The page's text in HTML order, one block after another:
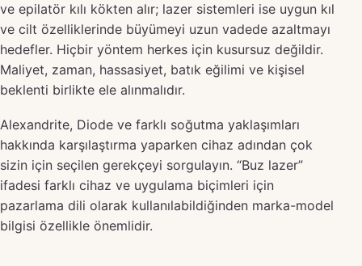
ve epilatör kılı kökten alır; lazer sistemleri ise uygun kıl
ve cilt özelliklerinde büyümeyi uzun vadede azaltmayı
hedefler. Hiçbir yöntem herkes için kusursuz değildir.
Maliyet, zaman, hassasiyet, batık eğilimi ve kişisel
beklenti birlikte ele alınmalıdır.
Alexandrite, Diode ve farklı soğutma yaklaşımları
hakkında karşılaştırma yaparken cihaz adından çok
sizin için seçilen gerekçeyi sorgulayın. “Buz lazer”
ifadesi farklı cihaz ve uygulama biçimleri için
pazarlama dili olarak kullanılabildiğinden marka-model
bilgisi özellikle önemlidir.